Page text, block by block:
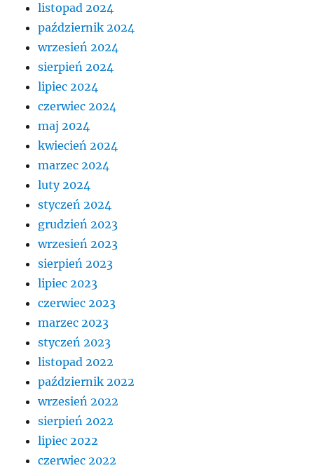
listopad 2024
październik 2024
wrzesień 2024
sierpień 2024
lipiec 2024
czerwiec 2024
maj 2024
kwiecień 2024
marzec 2024
luty 2024
styczeń 2024
grudzień 2023
wrzesień 2023
sierpień 2023
lipiec 2023
czerwiec 2023
marzec 2023
styczeń 2023
listopad 2022
październik 2022
wrzesień 2022
sierpień 2022
lipiec 2022
czerwiec 2022